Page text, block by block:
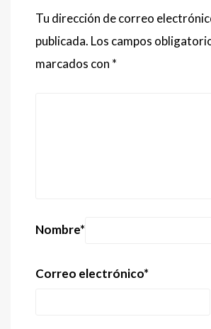
Tu dirección de correo
publicada. Los campos
marcados con *
Nombre*
Correo electrónico*